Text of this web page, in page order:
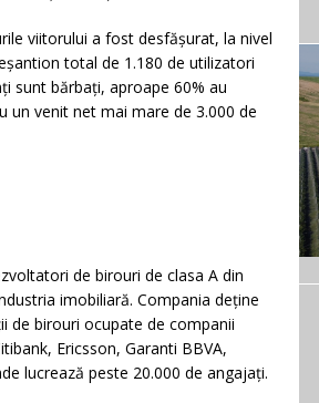
viitorului a fost desfășurat, la nivel
total de 1.180 de utilizatori
sunt bărbați, aproape 60% au
un venit net mai mare de 3.000 de
de birouri de clasa A din
imobiliară. Compania deține
de birouri ocupate de companii
Ericsson, Garanti BBVA,
lucrează peste 20.000 de angajați.